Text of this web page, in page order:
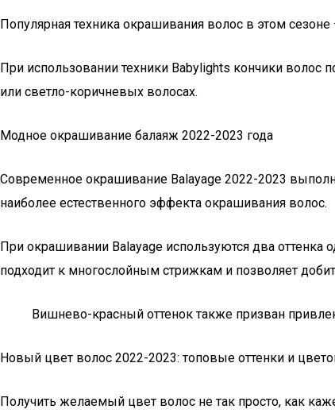
Популярная техника окрашивания волос в этом
При использовании техники Babylights кончики волос
или светло-коричневых волосах.
Модное окрашивание балаяж 2022-2023 года
Современное окрашивание Balayage 2022-2023
наиболее естественного эффекта окрашивания волос.
При окрашивании Balayage используются два
подходит к многослойным стрижкам и позволяет
Вишнево-красный оттенок также призван
Новый цвет волос 2022-2023: топовые оттенки и
Получить желаемый цвет волос не так просто, как